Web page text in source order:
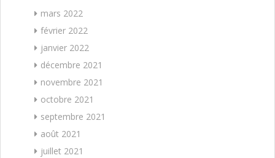
mars 2022
février 2022
janvier 2022
décembre 2021
novembre 2021
octobre 2021
septembre 2021
août 2021
juillet 2021